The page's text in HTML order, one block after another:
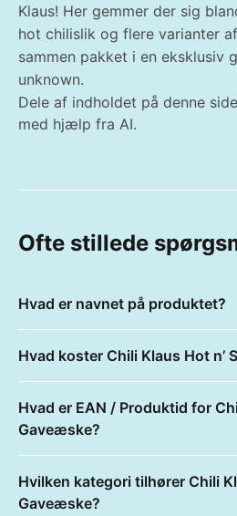
Klaus! Her gemmer der sig
hot chilislik og flere varianter
sammen pakket i en eksklusiv
unknown.
Dele af indholdet på denne
med hjælp fra AI.
Ofte stillede
Hvad er navnet på produktet?
Hvad koster Chili Klaus Hot n’
Hvad er EAN / Produktid for
Gaveæske?
Hvilken kategori tilhører Chili
Gaveæske?